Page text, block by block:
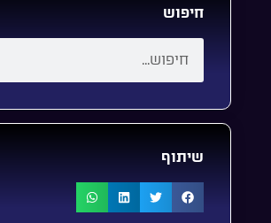
חיפוש
שיתוף